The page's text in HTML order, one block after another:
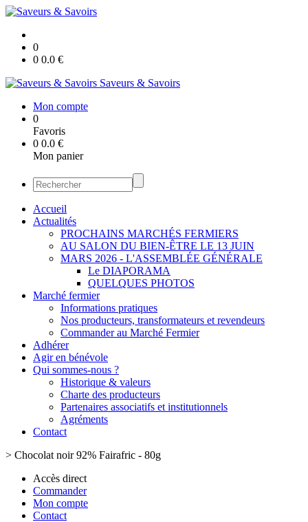
0
0 0.0 €
Saveurs & Savoirs
Mon compte
0
Favoris
0 0.0 €
Mon panier
Accueil
Actualités
PROCHAINS MARCHÉS FERMIERS
AU SALON DU BIEN-ÊTRE LE 13 JUIN
MARS 2026 - L'ASSEMBLÉE GÉNÉRALE
Le DIAPORAMA
QUELQUES PHOTOS
Marché fermier
Informations pratiques
Nos producteurs, transformateurs et revendeurs
Commander au Marché Fermier
Adhérer
Agir en bénévole
Qui sommes-nous ?
Historique & valeurs
Charte des producteurs
Partenaires associatifs et institutionnels
Agréments
Contact
> Chocolat noir 92% Fairafric - 80g
Accès direct
Commander
Mon compte
Contact